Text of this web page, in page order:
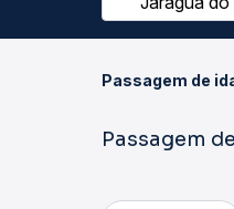
Passagem de
Passagem